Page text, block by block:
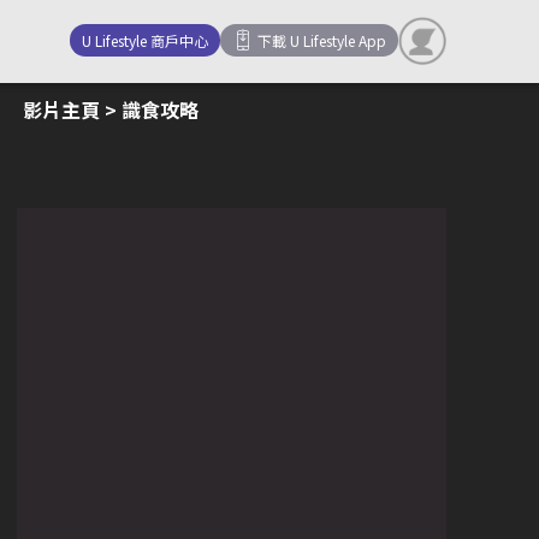
U Lifestyle 商戶中心 下載 U Lifestyle App
影片主頁 > 識食攻略